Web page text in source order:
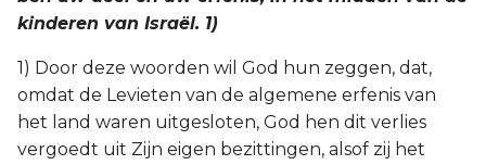
kinderen van Israël. 1)
1) Door deze woorden wil God hun zeggen, dat,
omdat de Levieten van de algemene erfenis van
het land waren uitgesloten, God hen dit verlies
vergoedt uit Zijn eigen bezittingen, alsof zij het